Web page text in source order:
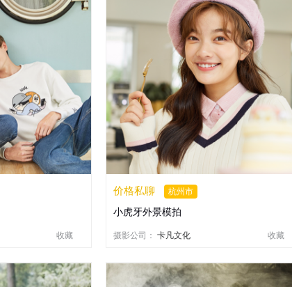
收藏
价格私聊 杭州市
小虎牙外景模拍
摄影公司： 卡凡文化 收藏